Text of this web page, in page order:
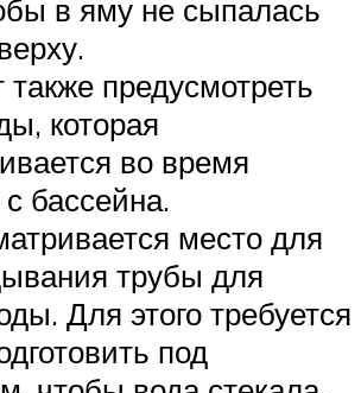
в яму не сыпалась
также предусмотреть
которая
во время
бассейна.
место для
трубы для
Для этого требуется
под